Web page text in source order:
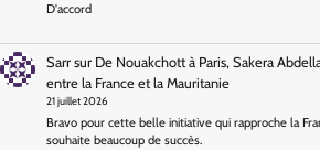
D'accord
Sarrsur De Nouakchott à Paris, Sakera
entre la France et la Mauritanie
21 juillet 2026
Bravo pour cette belle initiative qui rapproche la
souhaite beaucoup de succès.